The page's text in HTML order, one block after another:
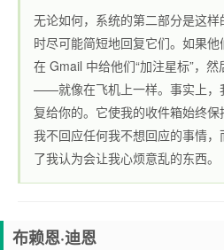
无论如何，系统的第二部分是这
时尽可能简短地回复它们。如果
在 Gmail 中给他们“加注星标”，
——就像在飞机上一样。事实上，
复给你的。它使我的收件箱始终保
我不回应任何我不想回应的事情，
了我认为会让我心烦意乱的东西。
布赖恩·迪恩